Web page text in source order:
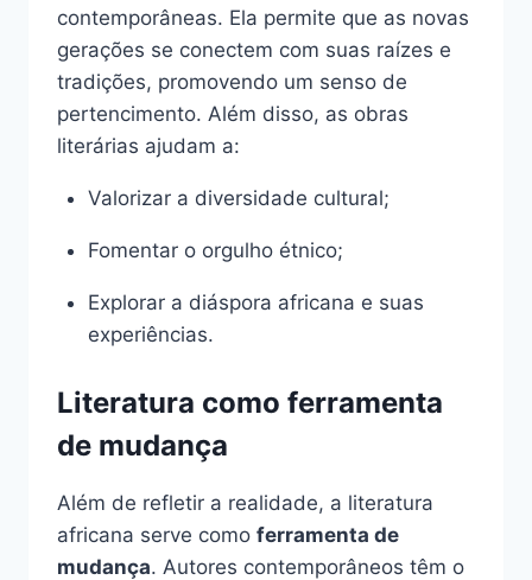
contemporâneas. Ela permite que as novas
gerações se conectem com suas raízes e
tradições, promovendo um senso de
pertencimento. Além disso, as obras
literárias ajudam a:
Valorizar a diversidade cultural;
Fomentar o orgulho étnico;
Explorar a diáspora africana e suas
experiências.
Literatura como ferramenta
de mudança
Além de refletir a realidade, a literatura
africana serve como ferramenta de
mudança. Autores contemporâneos têm o